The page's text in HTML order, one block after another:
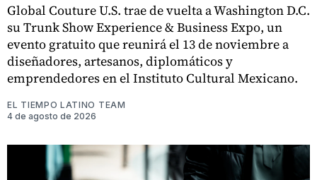
Global Couture U.S. trae de vuelta a Washington D.C.
su Trunk Show Experience & Business Expo, un
evento gratuito que reunirá el 13 de noviembre a
diseñadores, artesanos, diplomáticos y
emprendedores en el Instituto Cultural Mexicano.
EL TIEMPO LATINO TEAM
4 de agosto de 2026